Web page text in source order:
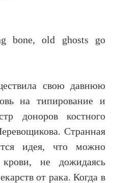
bone, old ghosts go
свою давнюю
на типирование и
доноров костного
Странная
идея, что можно
не дожидаясь
от рака. Когда в